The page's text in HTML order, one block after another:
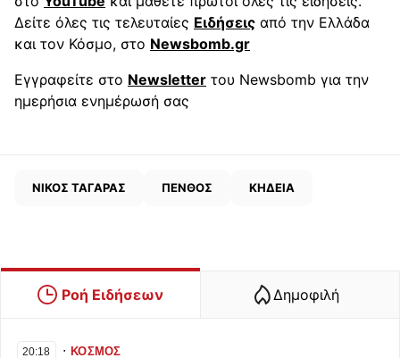
Δείτε όλες τις τελευταίες Ειδήσεις από την Ελλάδα
και τον Κόσμο, στο Newsbomb.gr
Εγγραφείτε στο Newsletter του Newsbomb για την
ημερήσια ενημέρωσή σας
ΝΙΚΟΣ ΤΑΓΑΡΑΣ ΠΕΝΘΟΣ ΚΗΔΕΙΑ
Ροή Ειδήσεων Δημοφιλή
20:18 ∙ΚΟΣΜΟΣ